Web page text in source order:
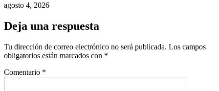
agosto 4, 2026
Deja una respuesta
Tu dirección de correo electrónico no será publicada. Los campos
obligatorios están marcados con *
Comentario *